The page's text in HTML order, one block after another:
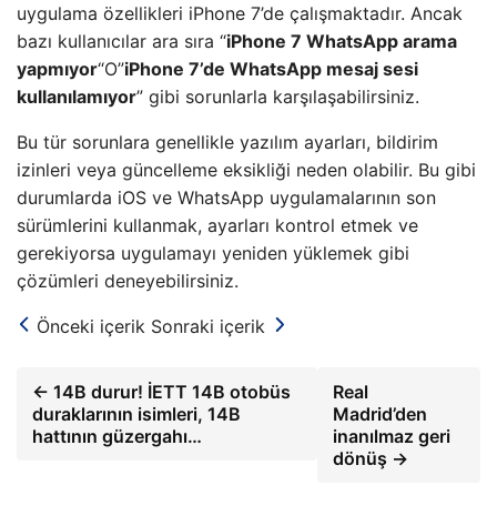
uygulama özellikleri iPhone 7’de çalışmaktadır. Ancak
bazı kullanıcılar ara sıra “iPhone 7 WhatsApp arama
yapmıyor“O”iPhone 7’de WhatsApp mesaj sesi
kullanılamıyor” gibi sorunlarla karşılaşabilirsiniz.
Bu tür sorunlara genellikle yazılım ayarları, bildirim
izinleri veya güncelleme eksikliği neden olabilir. Bu gibi
durumlarda iOS ve WhatsApp uygulamalarının son
sürümlerini kullanmak, ayarları kontrol etmek ve
gerekiyorsa uygulamayı yeniden yüklemek gibi
çözümleri deneyebilirsiniz.
Önceki içerik Sonraki içerik
← 14B durur! İETT 14B otobüs
duraklarının isimleri, 14B
hattının güzergahı…
Real
Madrid’den
inanılmaz geri
dönüş →